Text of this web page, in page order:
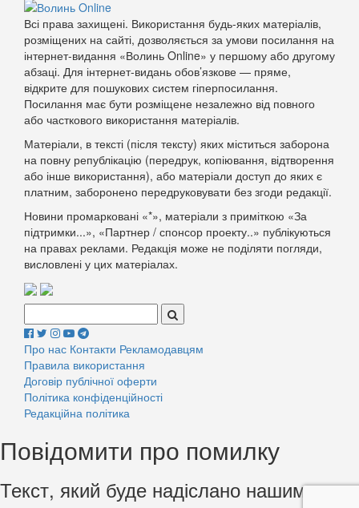
Всі права захищені. Використання будь-яких матеріалів,
розміщених на сайті, дозволяється за умови посилання на
інтернет-видання «Волинь Online» у першому або другому
абзаці. Для інтернет-видань обов’язкове — пряме,
відкрите для пошукових систем гіперпосилання.
Посилання має бути розміщене незалежно від повного
або часткового використання матеріалів.
Матеріали, в тексті (після тексту) яких міститься заборона
на повну републікацію (передрук, копіювання, відтворення
або інше використання), або матеріали доступ до яких є
платним, заборонено передруковувати без згоди редакції.
Новини промарковані «*», матеріали з приміткою «За
підтримки...», «Партнер / спонсор проекту..» публікуються
на правах реклами. Редакція може не поділяти погляди,
висловлені у цих матеріалах.
Про нас Контакти Рекламодавцям
Правила використання
Договір публічної оферти
Політика конфіденційності
Редакційна політика
Повідомити про помилку
Текст, який буде надіслано нашим